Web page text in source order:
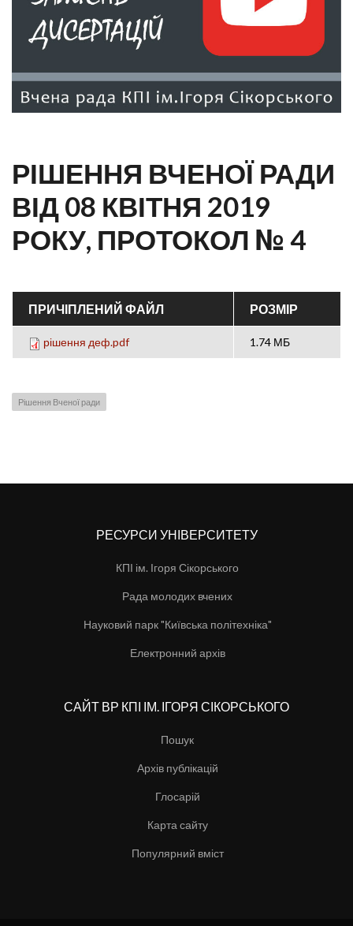
РІШЕННЯ ВЧЕНОЇ РАДИ
ВІД 08 КВІТНЯ 2019
РОКУ, ПРОТОКОЛ № 4
ПРИЧІПЛЕНИЙ ФАЙЛ РОЗМІР
рішення деф.pdf 1.74 МБ
Рішення Вченої ради
РЕСУРСИ УНІВЕРСИТЕТУ
КПІ ім. Ігоря Сікорського
Рада молодих вчених
Науковий парк "Київська політехніка"
Електронний архів
САЙТ ВР КПІ ІМ. ІГОРЯ СІКОРСЬКОГО
Пошук
Архів публікацій
Глосарій
Карта сайту
Популярний вміст